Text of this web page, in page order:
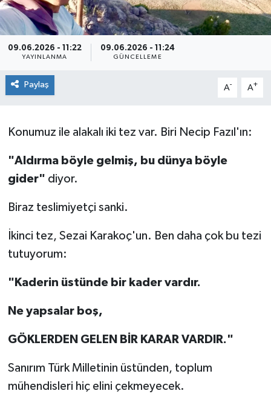
09.06.2026 - 11:22
YAYINLANMA
09.06.2026 - 11:24
GÜNCELLEME
Paylaş A- A+
Konumuz ile alakalı iki tez var. Biri Necip Fazıl'ın:
"Aldırma böyle gelmiş, bu dünya böyle
gider" diyor.
Biraz teslimiyetçi sanki.
İkinci tez, Sezai Karakoç'un. Ben daha çok bu tezi
tutuyorum:
"Kaderin üstünde bir kader vardır.
Ne yapsalar boş,
GÖKLERDEN GELEN BİR KARAR VARDIR."
Sanırım Türk Milletinin üstünden, toplum
mühendisleri hiç elini çekmeyecek.
KÜLTÜR&SANAT
ONİKİŞUBAT
SAĞLIK
SOSYAL YAŞAM
SPOR
ULUSAL HABERLER